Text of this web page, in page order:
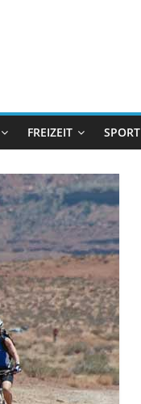
FREIZEIT SPORT